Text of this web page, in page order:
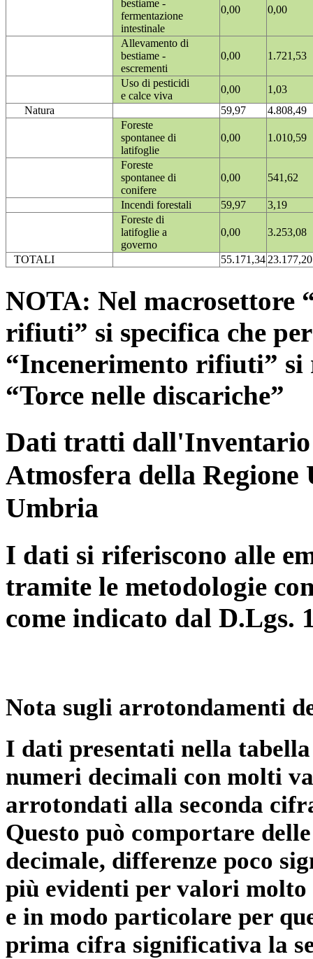
bestiame -
fermentazione
intestinale
0,00 0,00
Allevamento di
bestiame -
escrementi
0,00 1.721,53
Uso di pesticidi
e calce viva
0,00
1,03
Natura
59,97
4.808,49
Foreste
spontanee di
latifoglie
0,00 1.010,59
Foreste
spontanee di
conifere
0,00 541,62
Incendi forestali 59,97
3,19
Foreste di
latifoglie a
governo
0,00 3.253,08
TOTALI 55.171,3423.177,20
NOTA: Nel macrosettore
rifiuti” si specifica che
“Incenerimento rifiuti”
“Torce nelle discariche”
Dati tratti dall'Inventario
Atmosfera della
Umbria
I dati si riferiscono alle
tramite le metodologie
come indicato dal D.Lgs.
Nota sugli arrotondamenti
I dati presentati nella
numeri decimali con molti
arrotondati alla seconda
Questo può comportare
decimale, differenze poco
più evidenti per valori
e in modo particolare per
prima cifra significativa la